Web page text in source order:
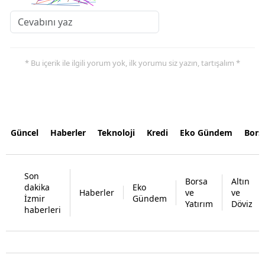
* Bu içerik ile ilgili yorum yok, ilk yorumu siz yazın, tartışalım *
Güncel Haberler Teknoloji Kredi Eko Gündem
Son
dakika
İzmir
haberleri
Haberler
Eko
Gündem
Borsa
ve
Yatırım
Altın
ve
Döviz